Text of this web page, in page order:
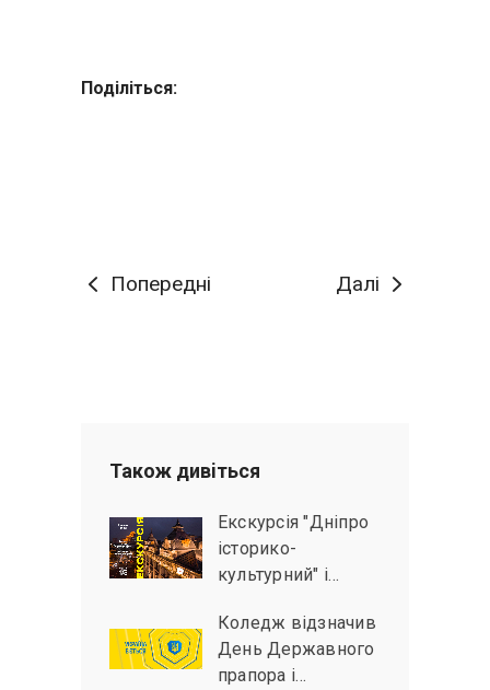
Поділіться:
Попередні Далі
Також дивiться
Екскурсія "Дніпро
історико-
культурний" і…
Коледж відзначив
День Державного
прапора і…